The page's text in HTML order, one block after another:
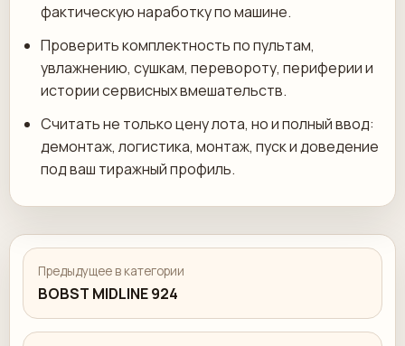
фактическую наработку по машине.
Проверить комплектность по пультам,
увлажнению, сушкам, перевороту, периферии и
истории сервисных вмешательств.
Считать не только цену лота, но и полный ввод:
демонтаж, логистика, монтаж, пуск и доведение
под ваш тиражный профиль.
Предыдущее в категории
BOBST MIDLINE 924